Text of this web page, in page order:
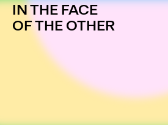
IN THE FACE
OF THE OTHER